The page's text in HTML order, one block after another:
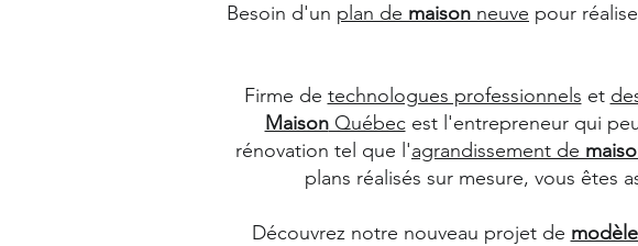
Besoin d'un plan de maison neuve pour
Firme de technologues professionnels et
MaisonQuébecest l'entrepreneur qui
rénovation tel que l'agrandissement de
plans réalisés sur mesure, vous êtes
Découvrez notre nouveau projet de modèle